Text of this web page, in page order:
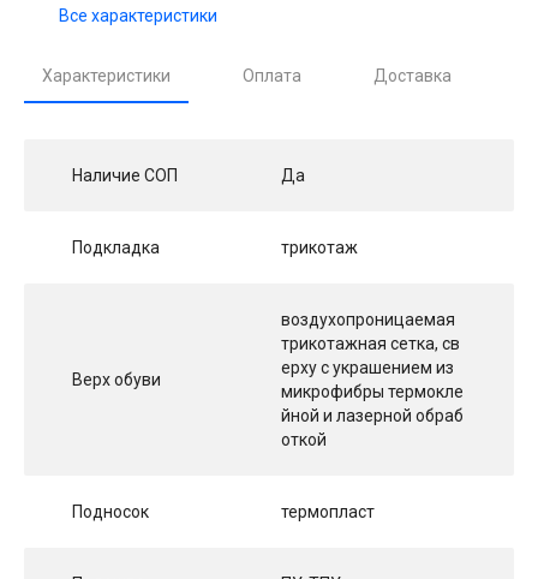
Все характеристики
Характеристики Оплата Доставка
Наличие СОП Да
Подкладка трикотаж
Верх обуви
воздухопроницаемая
трикотажная сетка, св
ерху с украшением из
микрофибры термокле
йной и лазерной обраб
откой
Подносок термопласт